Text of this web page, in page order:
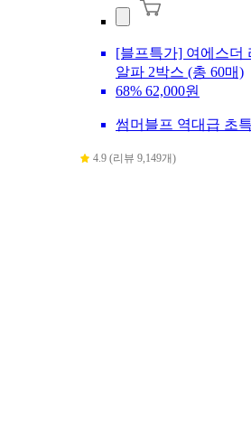
[블프특가] 여에스더
알파 2박스 (총 60매)
68% 62,000원
썸머블프 역대급 초
4.9 (리뷰 9,149개)